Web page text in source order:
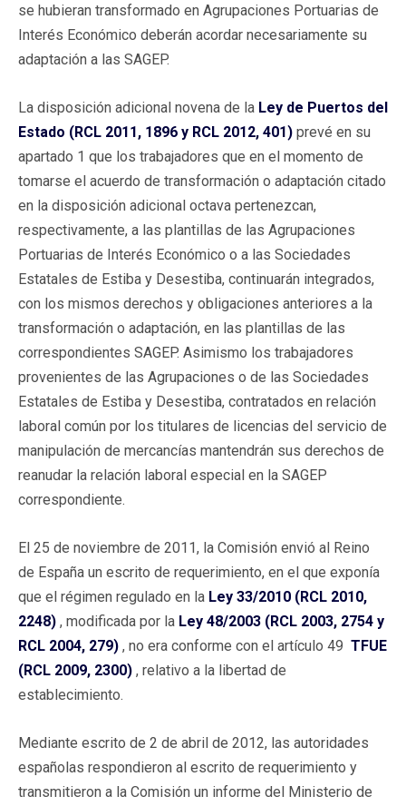
se hubieran transformado en Agrupaciones Portuarias de
Interés Económico deberán acordar necesariamente su
adaptación a las SAGEP.
La disposición adicional novena de la Ley de Puertos del
Estado (RCL 2011, 1896 y RCL 2012, 401) prevé en su
apartado 1 que los trabajadores que en el momento de
tomarse el acuerdo de transformación o adaptación citado
en la disposición adicional octava pertenezcan,
respectivamente, a las plantillas de las Agrupaciones
Portuarias de Interés Económico o a las Sociedades
Estatales de Estiba y Desestiba, continuarán integrados,
con los mismos derechos y obligaciones anteriores a la
transformación o adaptación, en las plantillas de las
correspondientes SAGEP. Asimismo los trabajadores
provenientes de las Agrupaciones o de las Sociedades
Estatales de Estiba y Desestiba, contratados en relación
laboral común por los titulares de licencias del servicio de
manipulación de mercancías mantendrán sus derechos de
reanudar la relación laboral especial en la SAGEP
correspondiente.
El 25 de noviembre de 2011, la Comisión envió al Reino
de España un escrito de requerimiento, en el que exponía
que el régimen regulado en la Ley 33/2010 (RCL 2010,
2248) , modificada por la Ley 48/2003 (RCL 2003, 2754 y
RCL 2004, 279) , no era conforme con el artículo 49 TFUE
(RCL 2009, 2300) , relativo a la libertad de
establecimiento.
Mediante escrito de 2 de abril de 2012, las autoridades
españolas respondieron al escrito de requerimiento y
transmitieron a la Comisión un informe del Ministerio de